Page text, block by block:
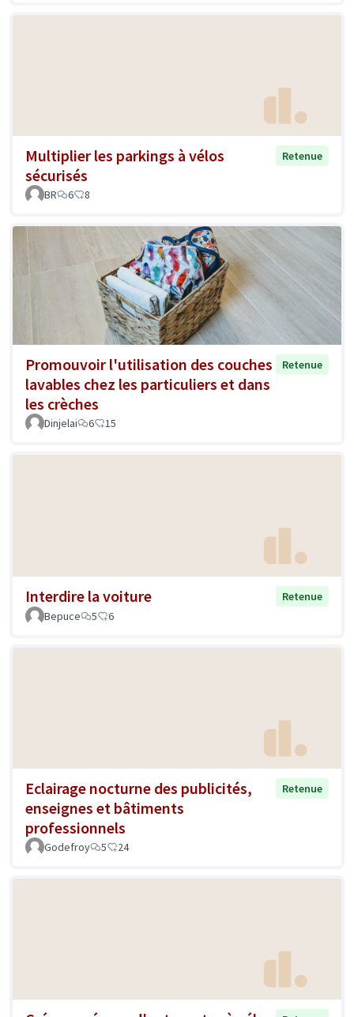
Multiplier les parkings à vélos
sécurisés
Retenue
BR 6 8
Promouvoir l'utilisation des couches
lavables chez les particuliers et dans
les crèches
Retenue
Dinjelai 6 15
Interdire la voiture
Retenue
Bepuce
5 6
Eclairage nocturne des publicités,
enseignes et bâtiments
professionnels
Retenue
Godefroy 5 24